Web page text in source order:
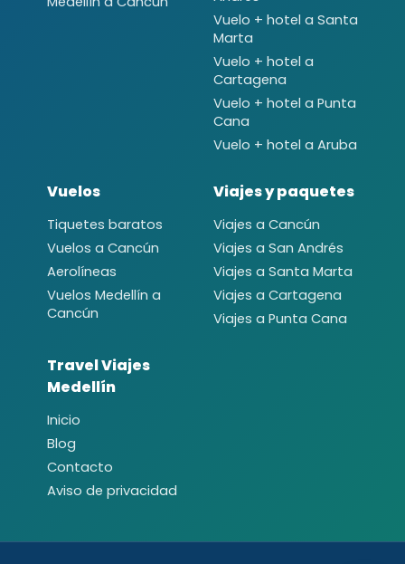
Vuelo + hotel a Santa
Marta
Vuelo + hotel a
Cartagena
Vuelo + hotel a Punta
Cana
Vuelo + hotel a Aruba
Vuelos
Tiquetes baratos
Vuelos a Cancún
Aerolíneas
Vuelos Medellín a
Cancún
Viajes y paquetes
Viajes a Cancún
Viajes a San Andrés
Viajes a Santa Marta
Viajes a Cartagena
Viajes a Punta Cana
Travel Viajes
Medellín
Inicio
Blog
Contacto
Aviso de privacidad